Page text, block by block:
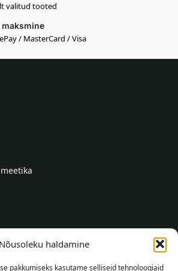
Nõusoleku haldamine
pakkumiseks kasutame selliseid tehnoloogiaid
valitud tooted
/ MasterCard / Visa